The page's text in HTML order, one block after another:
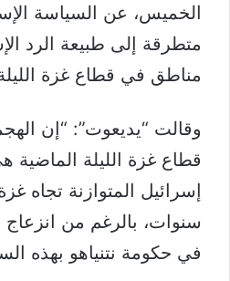
الخميس، عن السياسة
متطرقة إلى طبيعة الرد
مناطق في قطاع غزة
وقالت “يديعوت”: “إن
قطاع غزة الليلة
إسرائيل المتوازنة تجاه
سنوات، بالرغم من انزعاج
في حكومة نتنياهو بهذه